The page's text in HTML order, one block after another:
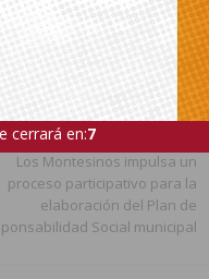
MOROS Y CRISTIANOS
Los Montesinos impulsa un
proceso participativo para la
elaboración del Plan de
Social municipal
cerrará en:5